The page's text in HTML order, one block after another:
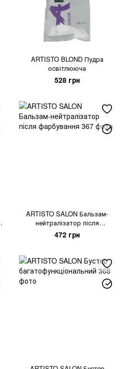
ARTISTO BLOND Пудра
освітлююча
528 грн
ARTISTO SALON Бальзам-
нейтралізатор після
фарбування
472 грн